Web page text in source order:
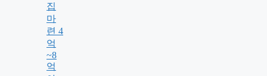
집
마
련 4
억
~8
억